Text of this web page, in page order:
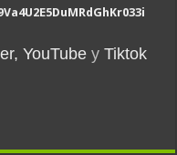
YouTube yTiktok